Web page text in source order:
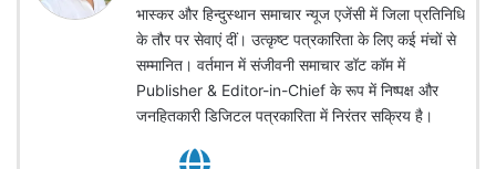
भास्कर और हिन्दुस्थान समाचार न्यूज एजेंसी में जिला प्रतिनिधि
के तौर पर सेवाएं दीं। उत्कृष्ट पत्रकारिता के लिए कई मंचों से
सम्मानित। वर्तमान में संजीवनी समाचार डॉट कॉम में
Publisher & Editor-in-Chief के रूप में निष्पक्ष और
जनहितकारी डिजिटल पत्रकारिता में निरंतर सक्रिय है।